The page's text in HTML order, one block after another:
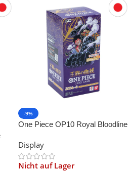
-9%
One Piece OP10 Royal Bloodline
Display
Nicht auf Lager